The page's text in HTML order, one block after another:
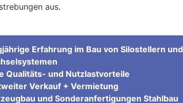
aus.
Erfahrung im Bau von Silostellern und
Qualitäts- und Nutzlastvorteile
Verkauf + Vermietung
und Sonderanfertigungen Stahlbau